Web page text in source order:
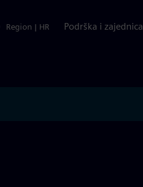
Region | HR Podrška i zajednica